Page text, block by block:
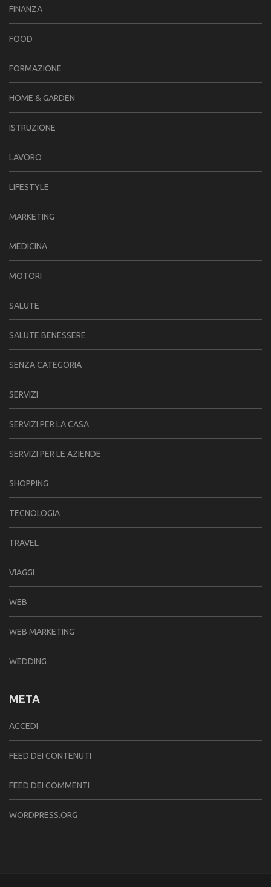
FINANZA
FOOD
FORMAZIONE
HOME & GARDEN
ISTRUZIONE
LAVORO
LIFESTYLE
MARKETING
MEDICINA
MOTORI
SALUTE
SALUTE BENESSERE
SENZA CATEGORIA
SERVIZI
SERVIZI PER LA CASA
SERVIZI PER LE AZIENDE
SHOPPING
TECNOLOGIA
TRAVEL
VIAGGI
WEB
WEB MARKETING
WEDDING
META
ACCEDI
FEED DEI CONTENUTI
FEED DEI COMMENTI
WORDPRESS.ORG